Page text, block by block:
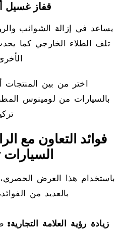
قفاز غسيل
يساعد في إزالة الشوائب
تلف الطلاء الخارجي كما
اختر من بين المنتجات
بالسيارات من لومينوس
فوائد التعاون مع
باستخدام هذا العرض
بالعديد من
زيادة رؤية العلامة التجارية: